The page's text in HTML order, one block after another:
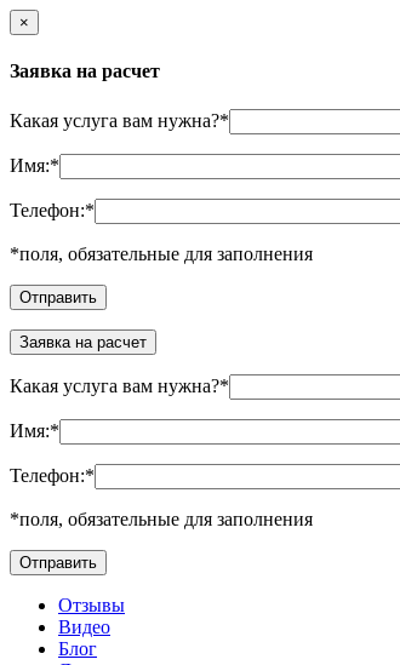
×
Заявка на расчет
Какая услуга вам нужна?*
Имя:*
Телефон:*
*поля, обязательные для заполнения
Заявка на расчет
Какая услуга вам нужна?*
Имя:*
Телефон:*
*поля, обязательные для заполнения
Отзывы
Видео
Блог